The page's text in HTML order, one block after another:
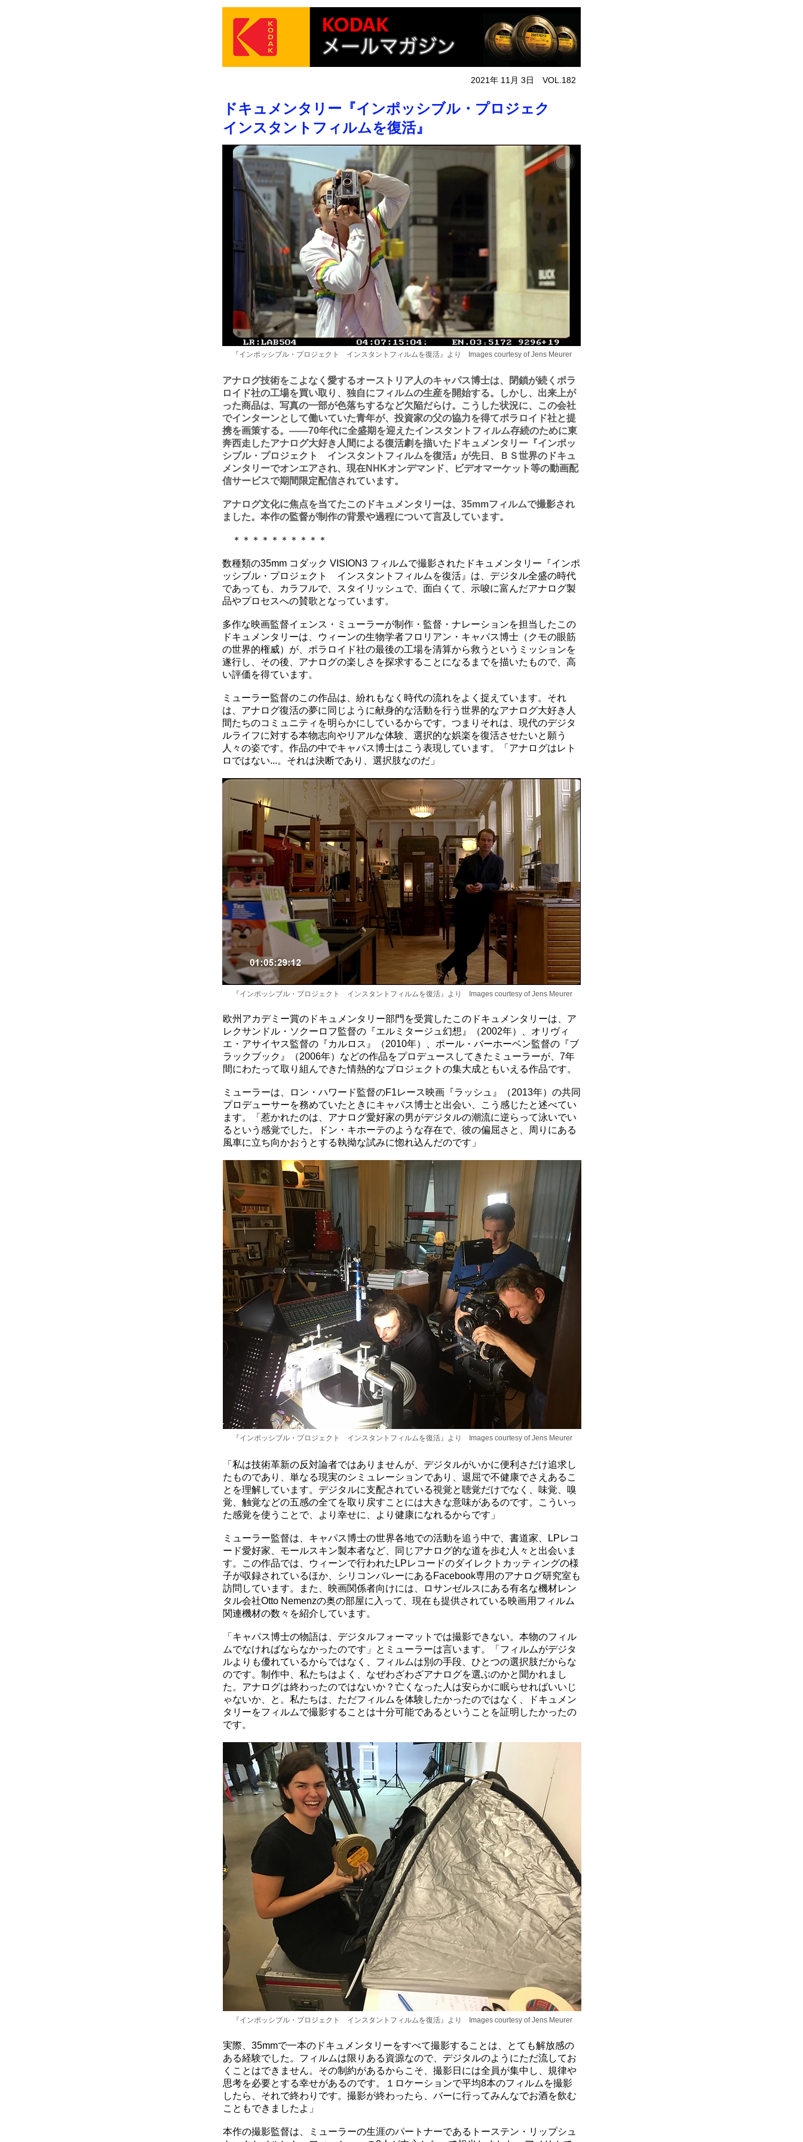
2021年 11月 3日 VOL.182
ドキュメンタリー『インポッシブル・プロジェク
インスタントフィルムを復活』
『インポッシブル・プロジェクト インスタントフィルムを復活』より Images courtesy of Jens Meurer
アナログ技術をこよなく愛するオーストリア人のキャパス博士は、閉鎖が続くポラ
ロイド社の工場を買い取り、独自にフィルムの生産を開始する。しかし、出来上が
った商品は、写真の一部が色落ちするなど欠陥だらけ。こうした状況に、この会社
でインターンとして働いていた青年が、投資家の父の協力を得てポラロイド社と提
携を画策する。――70年代に全盛期を迎えたインスタントフィルム存続のために東
奔西走したアナログ大好き人間による復活劇を描いたドキュメンタリー『インポッ
シブル・プロジェクト インスタントフィルムを復活』が先日、ＢＳ世界のドキュ
メンタリーでオンエアされ、現在NHKオンデマンド、ビデオマーケット等の動画配
信サービスで期間限定配信されています。
アナログ文化に焦点を当てたこのドキュメンタリーは、35mmフィルムで撮影され
ました。本作の監督が制作の背景や過程について言及しています。
＊＊＊＊＊＊＊＊＊＊
数種類の35mm コダック VISION3 フィルムで撮影されたドキュメンタリー『インポ
ッシブル・プロジェクト インスタントフィルムを復活』は、デジタル全盛の時代
であっても、カラフルで、スタイリッシュで、面白くて、示唆に富んだアナログ製
品やプロセスへの賛歌となっています。
多作な映画監督イェンス・ミューラーが制作・監督・ナレーションを担当したこの
ドキュメンタリーは、ウィーンの生物学者フロリアン・キャパス博士（クモの眼筋
の世界的権威）が、ポラロイド社の最後の工場を清算から救うというミッションを
遂行し、その後、アナログの楽しさを探求することになるまでを描いたもので、高
い評価を得ています。
ミューラー監督のこの作品は、紛れもなく時代の流れをよく捉えています。それ
は、アナログ復活の夢に同じように献身的な活動を行う世界的なアナログ大好き人
間たちのコミュニティを明らかにしているからです。つまりそれは、現代のデジタ
ルライフに対する本物志向やリアルな体験、選択的な娯楽を復活させたいと願う
人々の姿です。作品の中でキャパス博士はこう表現しています。「アナログはレト
ロではない...。それは決断であり、選択肢なのだ」
『インポッシブル・プロジェクト インスタントフィルムを復活』より Images courtesy of Jens Meurer
欧州アカデミー賞のドキュメンタリー部門を受賞したこのドキュメンタリーは、ア
レクサンドル・ソクーロフ監督の『エルミタージュ幻想』（2002年）、オリヴィ
エ・アサイヤス監督の『カルロス』（2010年）、ポール・バーホーベン監督の『ブ
ラックブック』（2006年）などの作品をプロデュースしてきたミューラーが、7年
間にわたって取り組んできた情熱的なプロジェクトの集大成ともいえる作品です。
ミューラーは、ロン・ハワード監督のF1レース映画『ラッシュ』（2013年）の共同
プロデューサーを務めていたときにキャパス博士と出会い、こう感じたと述べてい
ます。「惹かれたのは、アナログ愛好家の男がデジタルの潮流に逆らって泳いでい
るという感覚でした。ドン・キホーテのような存在で、彼の偏屈さと、周りにある
風車に立ち向かおうとする執拗な試みに惚れ込んだのです」
『インポッシブル・プロジェクト インスタントフィルムを復活』より Images courtesy of Jens Meurer
「私は技術革新の反対論者ではありませんが、デジタルがいかに便利さだけ追求し
たものであり、単なる現実のシミュレーションであり、退屈で不健康でさえあるこ
とを理解しています。デジタルに支配されている視覚と聴覚だけでなく、味覚、嗅
覚、触覚などの五感の全てを取り戻すことには大きな意味があるのです。こういっ
た感覚を使うことで、より幸せに、より健康になれるからです」
ミューラー監督は、キャパス博士の世界各地での活動を追う中で、書道家、LPレコ
ード愛好家、モールスキン製本者など、同じアナログ的な道を歩む人々と出会いま
す。この作品では、ウィーンで行われたLPレコードのダイレクトカッティングの様
子が収録されているほか、シリコンバレーにあるFacebook専用のアナログ研究室も
訪問しています。また、映画関係者向けには、ロサンゼルスにある有名な機材レン
タル会社Otto Nemenzの奥の部屋に入って、現在も提供されている映画用フィルム
関連機材の数々を紹介しています。
「キャパス博士の物語は、デジタルフォーマットでは撮影できない。本物のフィル
ムでなければならなかったのです」とミューラーは言います。「フィルムがデジタ
ルよりも優れているからではなく、フィルムは別の手段、ひとつの選択肢だからな
のです。制作中、私たちはよく、なぜわざわざアナログを選ぶのかと聞かれまし
た。アナログは終わったのではないか？亡くなった人は安らかに眠らせればいいじ
ゃないか、と。私たちは、ただフィルムを体験したかったのではなく、ドキュメン
タリーをフィルムで撮影することは十分可能であるということを証明したかったの
です。
『インポッシブル・プロジェクト インスタントフィルムを復活』より Images courtesy of Jens Meurer
実際、35mmで一本のドキュメンタリーをすべて撮影することは、とても解放感の
ある経験でした。フィルムは限りある資源なので、デジタルのようにただ流してお
くことはできません。その制約があるからこそ、撮影日には全員が集中し、規律や
思考を必要とする幸せがあるのです。１ロケーションで平均8本のフィルムを撮影
したら、それで終わりです。撮影が終わったら、バーに行ってみんなでお酒を飲む
こともできましたよ」
本作の撮影監督は、ミューラーの生涯のパートナーであるトーステン・リップシュ